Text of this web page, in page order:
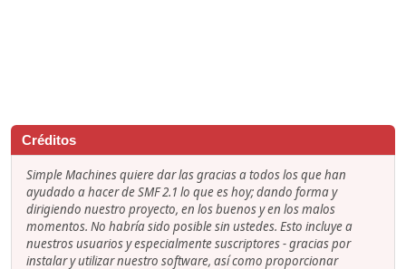
Créditos
Simple Machines quiere dar las gracias a todos los que han
ayudado a hacer de SMF 2.1 lo que es hoy; dando forma y
dirigiendo nuestro proyecto, en los buenos y en los malos
momentos. No habría sido posible sin ustedes. Esto incluye a
nuestros usuarios y especialmente suscriptores - gracias por
instalar y utilizar nuestro software, así como proporcionar